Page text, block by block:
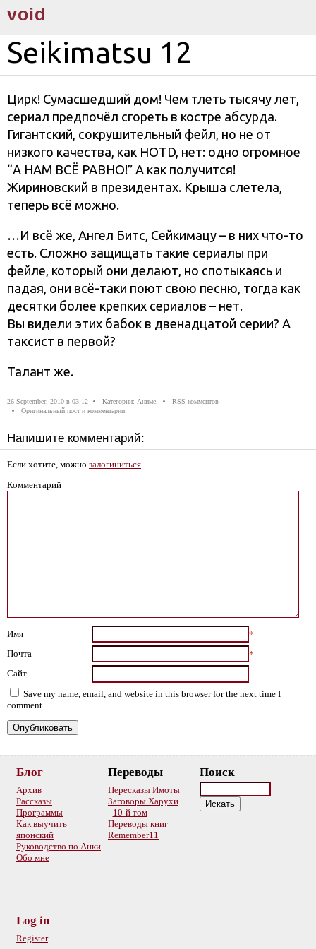
void
Seikimatsu 12
Цирк! Сумасшедший дом! Чем тлеть тысячу лет,
сериал предпочёл сгореть в костре абсурда.
Гигантский, сокрушительный фейл, но не от
низкого качества, как HOTD, нет: одно огромное
“А НАМ ВСЁ РАВНО!” А как получится!
Жириновский в президентах. Крыша слетела,
теперь всё можно.
…И всё же, Ангел Битс, Сейкимацу – в них что-то
есть. Сложно защищать такие сериалы при
фейле, который они делают, но спотыкаясь и
падая, они всё-таки поют свою песню, тогда как
десятки более крепких сериалов – нет.
Вы видели этих бабок в двенадцатой серии? А
таксист в первой?
Талант же.
26 September, 2010 в 03:12 Категории: Аниме
RSS комментов
Оригинальный пост и комментарии
Напишите комментарий:
Если хотите, можно залогиниться
Комментарий
Имя
*
Почта
*
Сайт
Save my name, email, and website in this browser for the next time I
comment.
Блог
Архив
Рассказы
Программы
Как выучить
японский
Руководство по Анки
Обо мне
Переводы
Пересказы Имоты
Заговоры Харухи
10-й том
Переводы книг
Remember11
Поиск
Log in
Register